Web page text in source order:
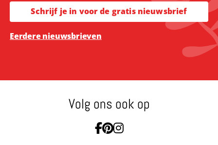
Schrijf je in voor de gratis nieuwsbrief
Eerdere nieuwsbrieven
Volg ons ook op
Ga naar Facebook
Ga naar Pinterest
Ga naar Instagram